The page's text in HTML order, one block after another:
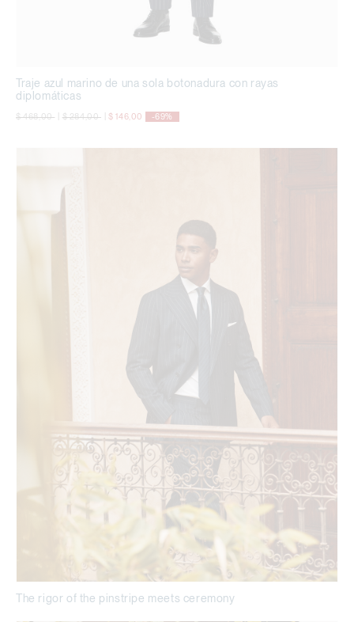
Traje azul marino de una sola botonadura con rayas
diplomáticas
precio rebajado desde
$ 468,00a precio rebajado desde
$ 284,00a $ 146,00 -69%
The rigor of the pinstripe meets ceremony